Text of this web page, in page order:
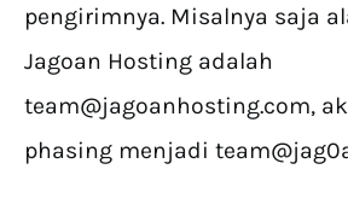
pengirimnya. Misalnya saja
Jagoan Hosting adalah
team@jagoanhosting.com,
phasing menjadi